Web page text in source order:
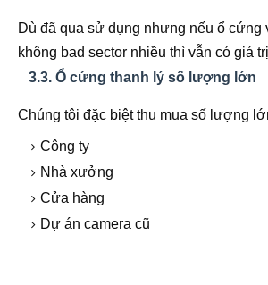
Dù đã qua sử dụng nhưng nếu ổ cứng
không bad sector nhiều thì vẫn có giá
3.3. Ổ cứng thanh lý số lượng lớn
Chúng tôi đặc biệt thu mua số lượng
Công ty
Nhà xưởng
Cửa hàng
Dự án camera cũ